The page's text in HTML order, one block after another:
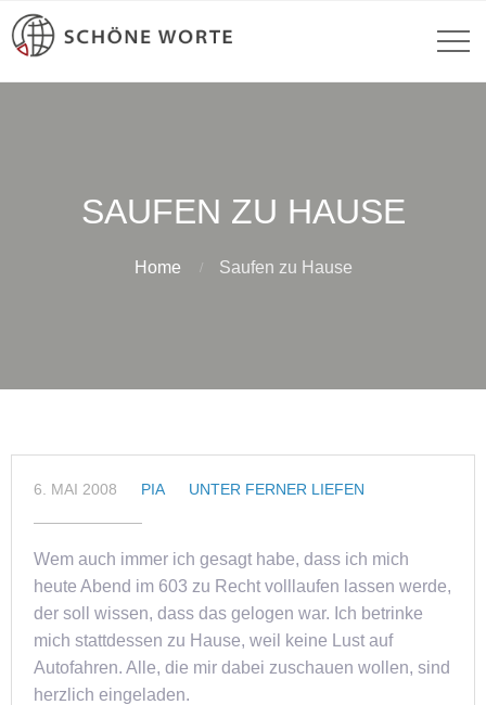
SAUFEN ZU HAUSE
Home Saufen zu Hause
6. MAI 2008 PIA UNTER FERNER LIEFEN
Wem auch immer ich gesagt habe, dass ich mich
heute Abend im 603 zu Recht volllaufen lassen werde,
der soll wissen, dass das gelogen war. Ich betrinke
mich stattdessen zu Hause, weil keine Lust auf
Autofahren. Alle, die mir dabei zuschauen wollen, sind
herzlich eingeladen.